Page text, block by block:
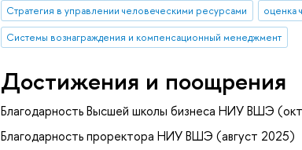
Стратегия в управлении человеческими ресурсами
оценка
Системы вознаграждения и компенсационный менеджмент
Достижения и поощрения
Благодарность Высшей школы бизнеса НИУ ВШЭ
Благодарность проректора НИУ ВШЭ (август 2025)